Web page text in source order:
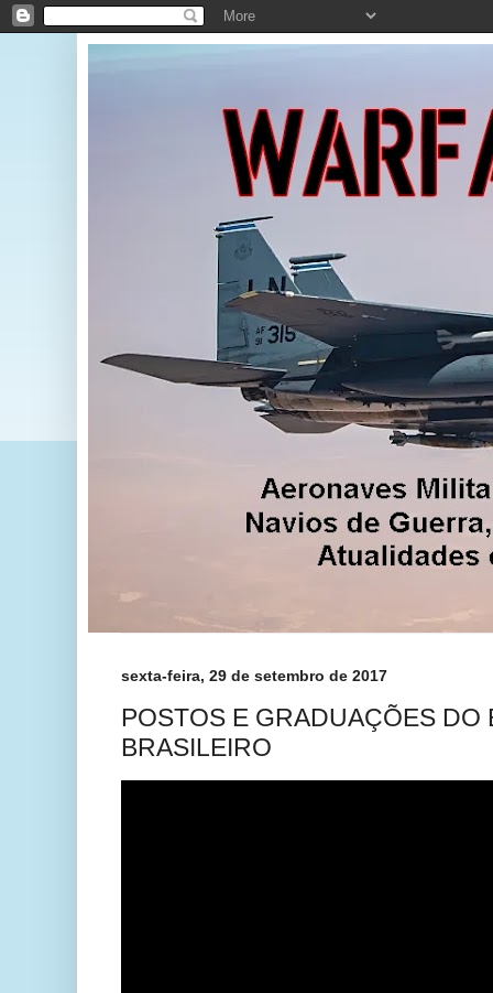
sexta-feira, 29 de setembro de 2017
POSTOS E GRADUAÇÕES DO
BRASILEIRO